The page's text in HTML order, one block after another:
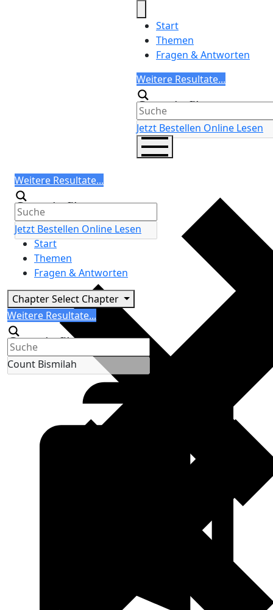
Start
Themen
Fragen & Antworten
Search
Weitere Resultate...
Generic filters
Jetzt Bestellen Online Lesen
Search
Weitere Resultate...
Generic filters
Jetzt Bestellen Online Lesen
Start
Themen
Fragen & Antworten
ChapterSelect Chapter
Search
Weitere Resultate...
Generic filters
Count Bismilah